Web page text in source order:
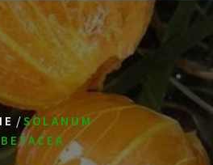
/SOLANUM
BETACEA